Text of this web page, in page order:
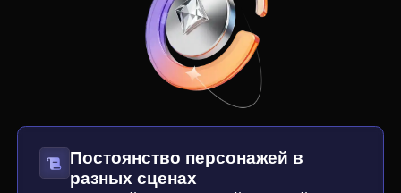
View all tools
Постоянство персонажей в
разных сценах